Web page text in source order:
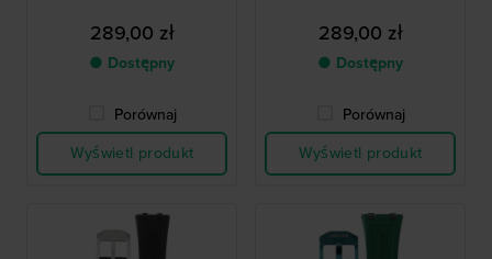
289,00 zł
● Dostępny
Porównaj
Wyświetl produkt
289,00 zł
● Dostępny
Porównaj
Wyświetl produkt